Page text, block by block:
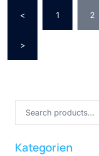
der
Beiträge
< 1 2
>
Kategorien